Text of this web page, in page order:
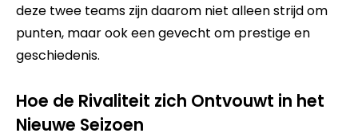
deze twee teams zijn daarom niet alleen strijd om
punten, maar ook een gevecht om prestige en
geschiedenis.
Hoe de Rivaliteit zich Ontvouwt in het
Nieuwe Seizoen